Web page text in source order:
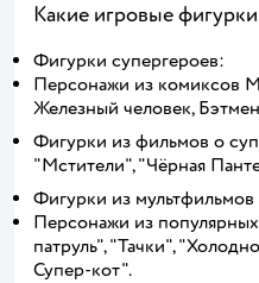
Какие игровые
Фигурки супергероев:
Персонажи из комиксов
Железный человек,
Фигурки из фильмов о
"Мстители", "Чёрная
Фигурки из
Персонажи из
патруль", "Тачки",
Супер-кот".